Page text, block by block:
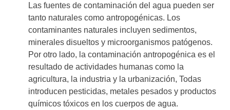
Las fuentes de contaminación del agua pueden ser
tanto naturales como antropogénicas. Los
contaminantes naturales incluyen sedimentos,
minerales disueltos y microorganismos patógenos.
Por otro lado, la contaminación antropogénica es el
resultado de actividades humanas como la
agricultura, la industria y la urbanización, Todas
introducen pesticidas, metales pesados y productos
químicos tóxicos en los cuerpos de agua.